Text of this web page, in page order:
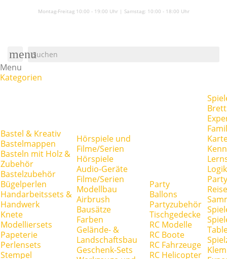
Montag-Freitag 10:00 - 19:00 Uhr | Samstag: 10:00 - 18:00 Uhr
menu
Menu
Kategorien
Bastel & Kreativ
Bastelmappen
Basteln mit Holz &
Zubehör
Bastelzubehör
Bügelperlen
Handarbeitssets &
Handwerk
Knete
Modelliersets
Papeterie
Perlensets
Stempel
Hörspiele und
Filme/Serien
Hörspiele
Audio-Geräte
Filme/Serien
Modellbau
Airbrush
Bausätze
Farben
Gelände- &
Landschaftsbau
Geschenk-Sets
Party
Ballons
Partyzubehör
Tischgedecke
RC Modelle
RC Boote
RC Fahrzeuge
RC Helicopter